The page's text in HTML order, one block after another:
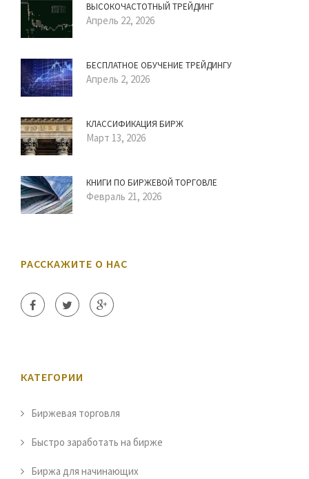
ВЫСОКОЧАСТОТНЫЙ ТРЕЙДИНГ
Апрель 22, 2026
БЕСПЛАТНОЕ ОБУЧЕНИЕ ТРЕЙДИНГУ
Апрель 2, 2026
КЛАССИФИКАЦИЯ БИРЖ
Март 13, 2026
КНИГИ ПО БИРЖЕВОЙ ТОРГОВЛЕ
Февраль 21, 2026
РАССКАЖИТЕ О НАС
КАТЕГОРИИ
Биржевая торговля
Быстро заработать на бирже
Биржа для начинающих